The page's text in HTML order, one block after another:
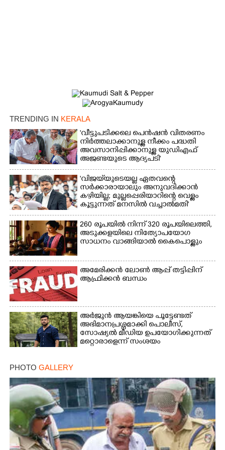
TRENDING IN KERALA
'വീട്ടുപടിക്കലെ പെൻഷൻ വിതരണം
നിർത്തലാക്കാനുള്ള നീക്കം പദ്ധതി
അവസാനിപ്പിക്കാനുള്ള യുഡിഎഫ്
അജണ്ടയുടെ ആദ്യപടി'
'വിജയ്‌യുടെയല്ല ഏതവന്റെ
സർക്കാരായാലും അനുവദിക്കാൻ
കഴിയില്ല; മുല്ലപ്പെരിയാറിന്റെ വെള്ളം
കൂട്ടുന്നത് മനസിൽ വച്ചാൽമതി'
260 രൂപയിൽ നിന്ന് 320 രൂപയിലെത്തി,
അടുക്കളയിലെ നിത്യോപയോഗ
സാധനം വാങ്ങിയാൽ കൈപൊള്ളും
അമേരിക്കൻ ലോൺ ആപ്പ് തട്ടിപ്പിന്
ആഫ്രിക്കൻ ബന്ധം
അർജുൻ ആയങ്കിയെ പൂട്ടേണ്ടത്
അഭിമാനപ്രശ്നമാക്കി പൊലീസ്,
സാേഷ്യൽ മീഡിയ ഉപയോഗിക്കുന്നത്
മറ്റൊരാളെന്ന് സംശയം
PHOTO GALLERY